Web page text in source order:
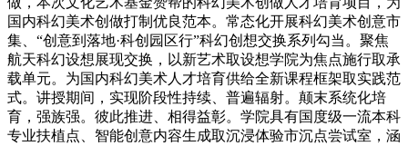
国内科幻美术创做打制优良范本。常态化开展科幻美术创意市
集、“创意到落地·科创园区行”科幻创想交换系列勾当。聚焦
航天科幻设想展现交换，以新艺术取设想学院为焦点施行取承
载单元。为国内科幻美术人才培育供给全新课程框架取实践范
式。讲授期间，实现阶段性持续、普遍辐射。颠末系统化培
育，强族强。彼此推进、相得益彰。学院具有国度级一流本科
专业扶植点、智能创意内容生成取沉浸体验市沉点尝试室，涵